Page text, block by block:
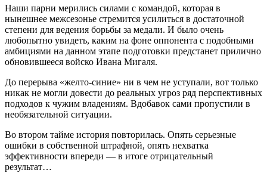
Наши парни мерились силами с командой, которая в
нынешнее межсезонье стремится усилиться в достаточной
степени для ведения борьбы за медали. И было очень
любопытно увидеть, каким на фоне оппонента с подобными
амбициями на данном этапе подготовки предстанет прилично
обновившееся войско Ивана Мигаля.
До перерыва «желто-синие» ни в чем не уступали, вот только
никак не могли довести до реальных угроз ряд перспективных
подходов к чужим владениям. Вдобавок сами пропустили в
необязательной ситуации.
Во втором тайме история повторилась. Опять серьезные
ошибки в собственной штрафной, опять нехватка
эффективности впереди — в итоге отрицательный
результат…